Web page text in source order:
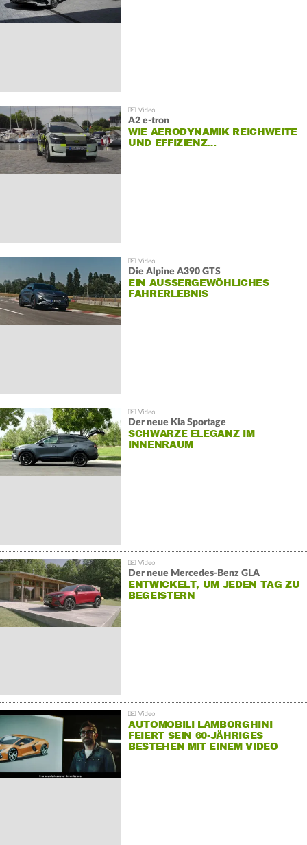
A2 e-tron
WIE AERODYNAMIK REICHWEITE
UND EFFIZIENZ…
Die Alpine A390 GTS
EIN AUSSERGEWÖHLICHES F
AHRERLEBNIS
Der neue Kia Sportage
SCHWARZE ELEGANZ IM
INNENRAUM
Der neue Mercedes-Benz GLA
ENTWICKELT, UM JEDEN TAG ZU
BEGEISTERN
AUTOMOBILI LAMBORGHINI
FEIERT SEIN 60-JÄHRIGES
BESTEHEN MIT EINEM VIDEO